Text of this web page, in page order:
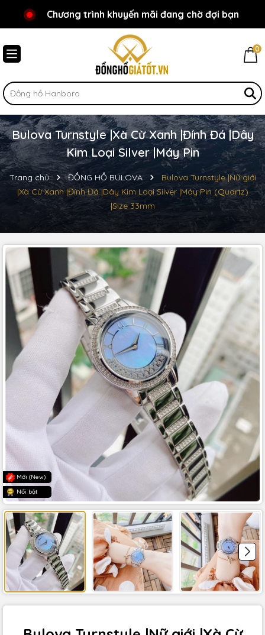
Chào mừng bạn đến với Đồnghồgiátốt.vn!
Chương trình khuyến mãi đang chờ đợi bạn
0
Bulova Turnstyle |Xà Cừ Xanh |Đính Đá |Dây
Kim Loại Silver |Máy Pin
Trang chủ ĐỒNG HỒ BULOVA
Bulova Turnstyle |Nữ giới
|Xà Cừ Xanh |Đính Đá |Dây Kim Loại Silver |Máy Pin (Quartz)
|Size 33mm
Mới (New)
Nổi bật